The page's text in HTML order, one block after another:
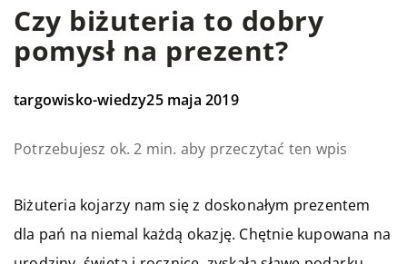
Czy biżuteria to dobry
pomysł na prezent?
targowisko-wiedzy25 maja 2019
Potrzebujesz ok. 2 min. aby przeczytać ten wpis
Biżuteria kojarzy nam się z doskonałym prezentem
dla pań na niemal każdą okazję. Chętnie kupowana na